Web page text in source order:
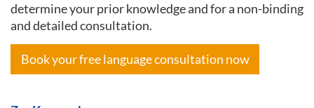
determine your prior knowledge and for a non-binding
and detailed consultation.
Book your free language consultation now